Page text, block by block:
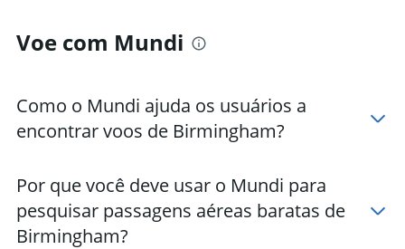
Voe com Mundi
Como o Mundi ajuda os usuários a
encontrar voos de Birmingham?
Por que você deve usar o Mundi para
pesquisar passagens aéreas baratas de
Birmingham?